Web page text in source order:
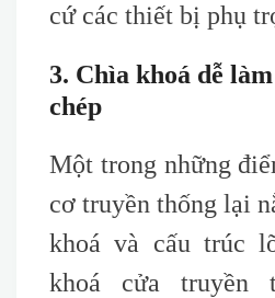
cứ các thiết bị phụ
3. Chìa khoá dễ
chép
Một trong những
cơ truyền thống lại
khoá và cấu trúc
khoá cửa truyền